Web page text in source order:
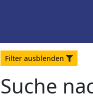
Filter ausblenden
Suche